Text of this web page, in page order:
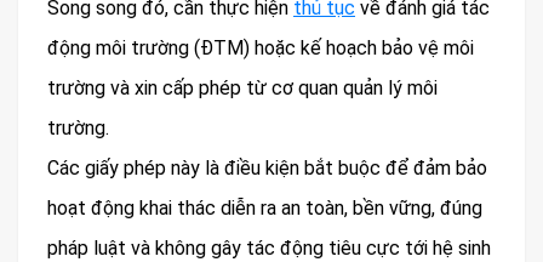
Song song đó, cần thực hiện thủ tục về đánh giá tác
động môi trường (ĐTM) hoặc kế hoạch bảo vệ môi
trường và xin cấp phép từ cơ quan quản lý môi
trường.
Các giấy phép này là điều kiện bắt buộc để đảm bảo
hoạt động khai thác diễn ra an toàn, bền vững, đúng
pháp luật và không gây tác động tiêu cực tới hệ sinh